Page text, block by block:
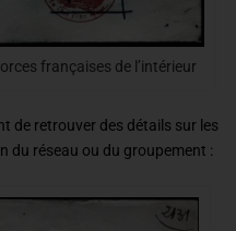
françaises de l’intérieur
de retrouver des détails sur les
du réseau ou du groupement :